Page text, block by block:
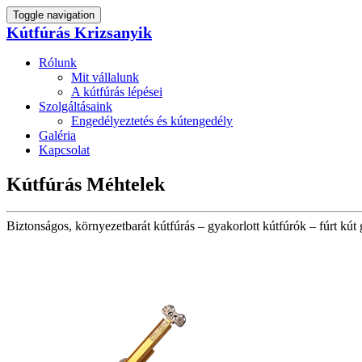
Toggle navigation
Kútfúrás Krizsanyik
Rólunk
Mit vállalunk
A kútfúrás lépései
Szolgáltásaink
Engedélyeztetés és kútengedély
Galéria
Kapcsolat
Kútfúrás Méhtelek
Biztonságos, környezetbarát kútfúrás – gyakorlott kútfúrók – fúrt kút